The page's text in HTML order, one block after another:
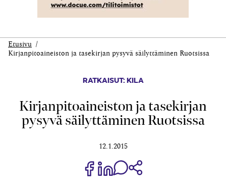
Etusivu
Kirjanpitoaineiston ja tasekirjan pysyvä säilyttäminen Ruotsissa
RATKAISUT: KILA
Kirjanpitoaineiston ja tasekirjan
pysyvä säilyttäminen Ruotsissa
12.1.2015
Jaa Share on Facebook
Jaa Share on LinkedIn
Jaa WhatsApp-viestinä